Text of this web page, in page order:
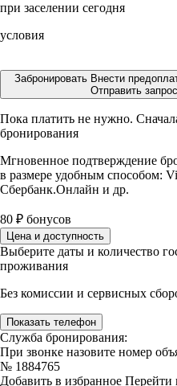
при заселении сегодня
условия
Забронировать Внести
Отправить запрос
Пока платить не нужно.
бронирования
Мгновенное подтверждение
в размере удобным способом:
Сбербанк.Онлайн и др.
80 ₽ бонусов
Цена и доступность
Выберите даты и количество
проживания
Без комиссии и сервисных
Показать телефон
Служба бронирования:
При звонке назовите номер
№ 1884765
Добавить в избранное Перейти